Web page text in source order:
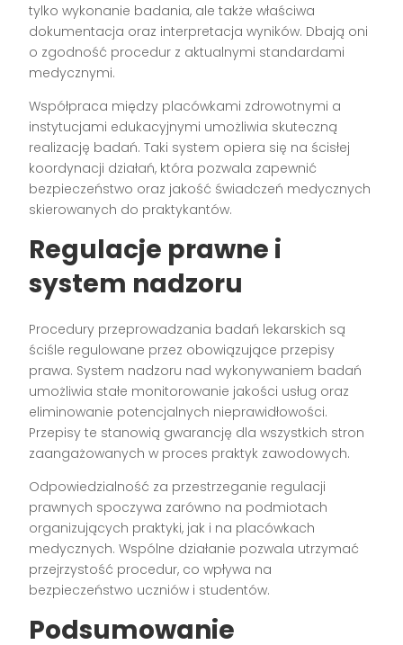
tylko wykonanie badania, ale także właściwa
dokumentacja oraz interpretacja wyników. Dbają oni
o zgodność procedur z aktualnymi standardami
medycznymi.
Współpraca między placówkami zdrowotnymi a
instytucjami edukacyjnymi umożliwia skuteczną
realizację badań. Taki system opiera się na ścisłej
koordynacji działań, która pozwala zapewnić
bezpieczeństwo oraz jakość świadczeń medycznych
skierowanych do praktykantów.
Regulacje prawne i
system nadzoru
Procedury przeprowadzania badań lekarskich są
ściśle regulowane przez obowiązujące przepisy
prawa. System nadzoru nad wykonywaniem badań
umożliwia stałe monitorowanie jakości usług oraz
eliminowanie potencjalnych nieprawidłowości.
Przepisy te stanowią gwarancję dla wszystkich stron
zaangażowanych w proces praktyk zawodowych.
Odpowiedzialność za przestrzeganie regulacji
prawnych spoczywa zarówno na podmiotach
organizujących praktyki, jak i na placówkach
medycznych. Wspólne działanie pozwala utrzymać
przejrzystość procedur, co wpływa na
bezpieczeństwo uczniów i studentów.
Podsumowanie